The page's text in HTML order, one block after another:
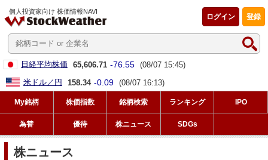
個人投資家向け 株価情報NAVI
登録
ログイン
日経平均株価 65,606.71 -76.55 (08/07 15:45)
米ドル／円
158.34 -0.09 (08/07 16:13)
My銘柄 株価指数 銘柄検索 ランキング IPO
為替 優待 株ニュース SDGs
株ニュース